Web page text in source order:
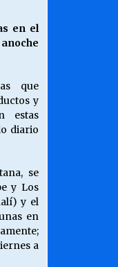
135en el
que
y
estas
diario
se
y Los
y el
en
a